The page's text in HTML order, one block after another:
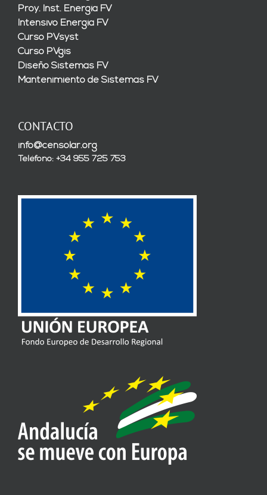
Proy. Inst. Energía FV
Intensivo Energía FV
Curso PVsyst
Curso PVgis
Diseño Sistemas FV
Mantenimiento de Sistemas FV
CONTACTO
info@censolar.org
Teléfono: +34 955 725 753